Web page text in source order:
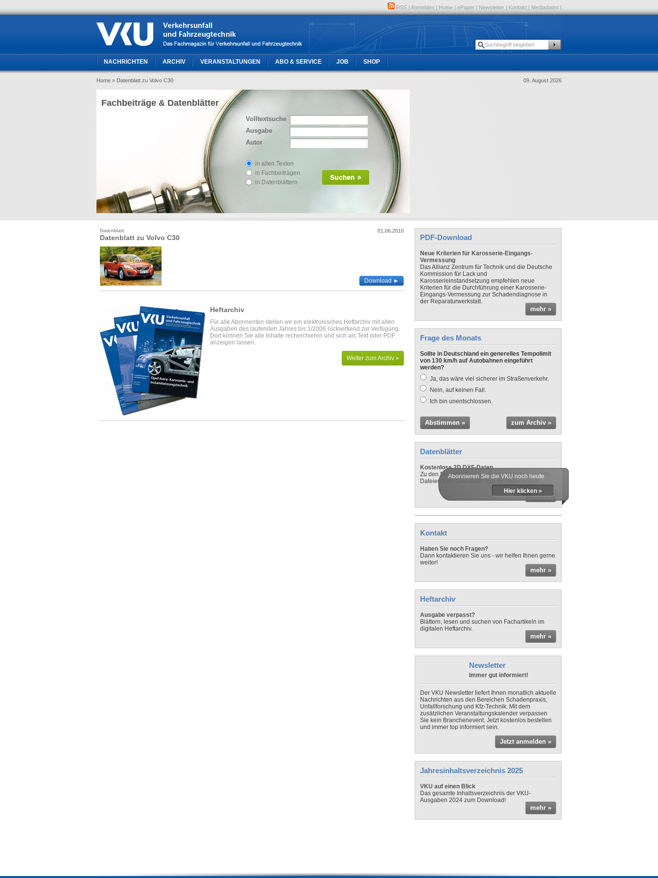
RSS | Anmelden | Home | ePaper | Newsletter | Kontakt | Mediadaten |
NACHRICHTEN ARCHIV VERANSTALTUNGEN ABO & SERVICE JOB SHOP
Home » Datenblatt zu Volvo C30 09. August 2026
Volltextsuche
Ausgabe
Autor
in allen Texten
in Fachbeiträgen
in Datenblättern
Fachbeiträge & Datenblätter
01.06.2010
Datenblatt
Datenblatt zu Volvo C30
Download ►
Heftarchiv
Für alle Abonnenten stellen wir ein elektronisches Heftarchiv mit allen
Ausgaben des laufenden Jahres bis 1/2006 rückwirkend zur Verfügung.
Dort können Sie alle Inhalte recherchieren und sich als Text oder PDF
anzeigen lassen.
Weiter zum Archiv »
PDF-Download
Neue Kriterien für Karosserie-Eingangs-
Vermessung
Das Allianz Zentrum für Technik und die Deutsche
Kommission für Lack und
Karosserieinstandsetzung empfehlen neue
Kriterien für die Durchführung einer Karosserie-
Eingangs-Vermessung zur Schadendiagnose in
der Reparaturwerkstatt.
mehr »
Frage des Monats
Sollte in Deutschland ein generelles Tempolimit
von 130 km/h auf Autobahnen eingeführt
werden?
Ja, das wäre viel sicherer im Straßenverkehr.
Nein, auf keinen Fall.
Ich bin unentschlossen.
Abstimmen » zum Archiv »
Datenblätter
Kostenlose 2D DXF-Daten
Zu den Datenblättern der Autos gibt es auch DXF-
Dateien zum Download. Nur für Abonnenten!
mehr »
Abonnieren Sie die VKU noch heute
Hier klicken »
Kontakt
Haben Sie noch Fragen?
Dann kontaktieren Sie uns - wir helfen Ihnen gerne
weiter!
mehr »
Heftarchiv
Ausgabe verpasst?
Blättern, lesen und suchen von Fachartikeln im
digitalen Heftarchiv.
mehr »
Newsletter
Immer gut informiert!
Der VKU Newsletter liefert Ihnen monatlich aktuelle
Nachrichten aus den Bereichen Schadenpraxis,
Unfallforschung und Kfz-Technik. Mit dem
zusätzlichen Veranstaltungskalender verpassen
Sie kein Branchenevent. Jetzt kostenlos bestellen
und immer top informiert sein.
Jetzt anmelden »
Jahresinhaltsverzeichnis 2025
VKU auf einen Blick
Das gesamte Inhaltsverzeichnis der VKU-
Ausgaben 2024 zum Download!
mehr »